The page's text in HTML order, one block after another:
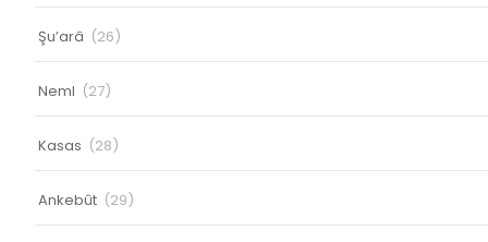
Şu’arâ (26)
Neml (27)
Kasas (28)
Ankebût (29)